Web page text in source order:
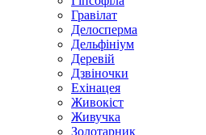
Гравілат
Делосперма
Дельфініум
Деревій
Дзвіночки
Ехінацея
Живокіст
Живучка
Золотарник